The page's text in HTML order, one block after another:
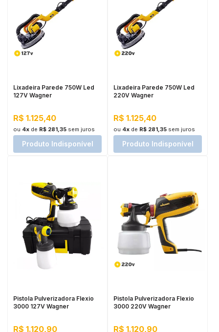
Lixadeira Parede 750W Led
127V Wagner
R$ 1.125,40
ou 4xde R$ 281,35 sem juros
Produto Indisponível
Lixadeira Parede 750W Led
220V Wagner
R$ 1.125,40
ou 4xde R$ 281,35 sem juros
Produto Indisponível
Pistola Pulverizadora Flexio
3000 127V Wagner
R$ 1.120,90
Pistola Pulverizadora Flexio
3000 220V Wagner
R$ 1.120,90